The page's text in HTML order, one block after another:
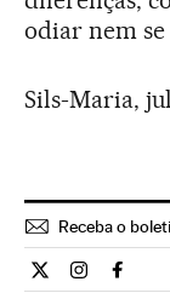
odiar nem
Sils-Maria,
Receba o
Opiniao El País
Opiniao El